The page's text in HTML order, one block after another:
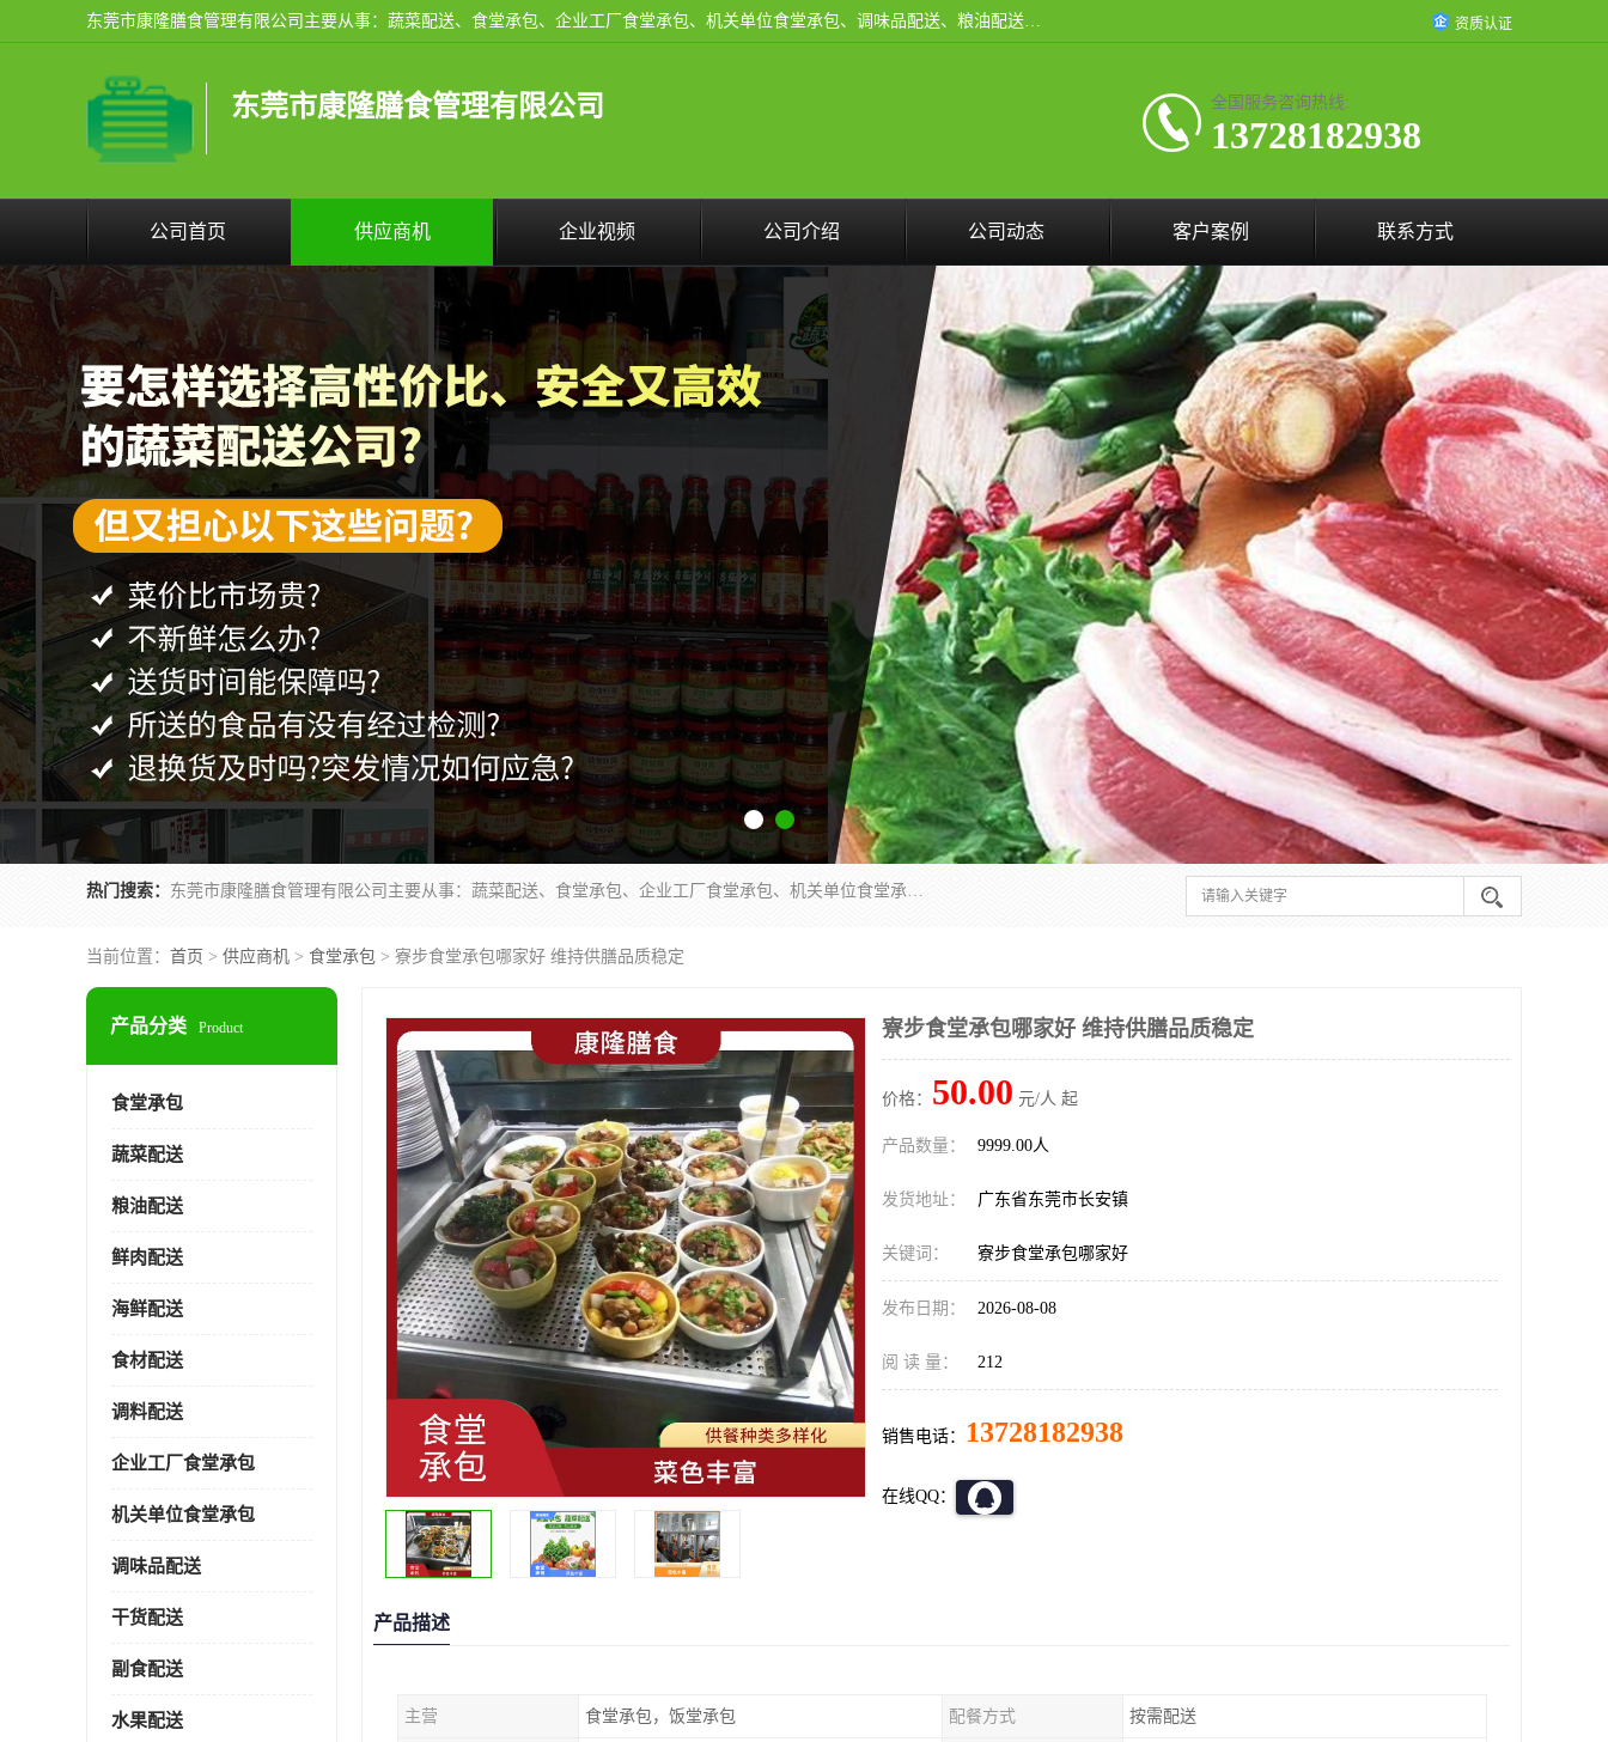
东莞市康隆膳食管理有限公司主要从事：蔬菜配送、食堂承包、企业工厂食堂承包、机关单位食堂承包、调味品配送、粮油配送、干货配送、副食配送、水果配送、海鲜配送等业务，东莞蔬菜配送电话，咨询在线客服。 资质认证
东莞市康隆膳食管理有限公司 全国服务咨询热线:
13728182938
公司首页 供应商机 企业视频 公司介绍 公司动态 客户案例 联系方式
热门搜索： 东莞市康隆膳食管理有限公司主要从事：蔬菜配送、食堂承包、企业工厂食堂承包、机关单位食堂承包、调味品配送、粮油配送、干货配送、副食配送、水果配送、海鲜配送等业务，东莞蔬菜配送电话，咨询在线客服。
当前位置： 首页 > 供应商机 > 食堂承包 > 寮步食堂承包哪家好 维持供膳品质稳定
产品分类 Product
食堂承包
蔬菜配送
粮油配送
鲜肉配送
海鲜配送
食材配送
调料配送
企业工厂食堂承包
机关单位食堂承包
调味品配送
干货配送
副食配送
水果配送
寮步食堂承包哪家好 维持供膳品质稳定
价格： 50.00 元/人 起
产品数量： 9999.00人
发货地址： 广东省东莞市长安镇
关键词： 寮步食堂承包哪家好
发布日期： 2026-08-08
阅 读 量： 212
销售电话： 13728182938
在线QQ：
产品描述
主营 食堂承包，饭堂承包 配餐方式 按需配送